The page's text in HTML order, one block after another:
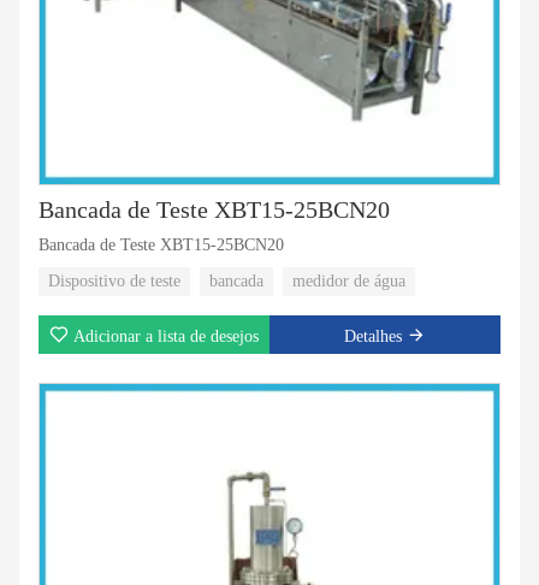
Bancada de Teste XBT15-25BCN20
Bancada de Teste XBT15-25BCN20
Dispositivo de teste
bancada medidor de água
Adicionar a lista de desejos Detalhes